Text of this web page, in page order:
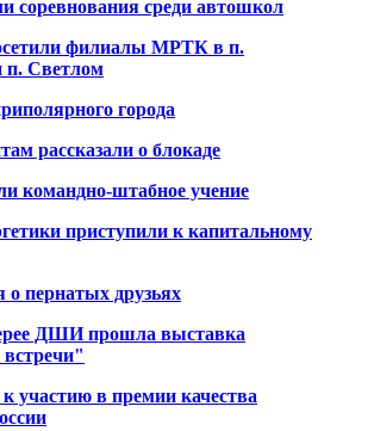
среди автошкол
филиалы МРТК в п.
Светлом
города
рассказали о блокаде
командно-штабное учение
приступили к капитальному
о пернатых друзьях
ДШИ прошла выставка
участию в премии качества